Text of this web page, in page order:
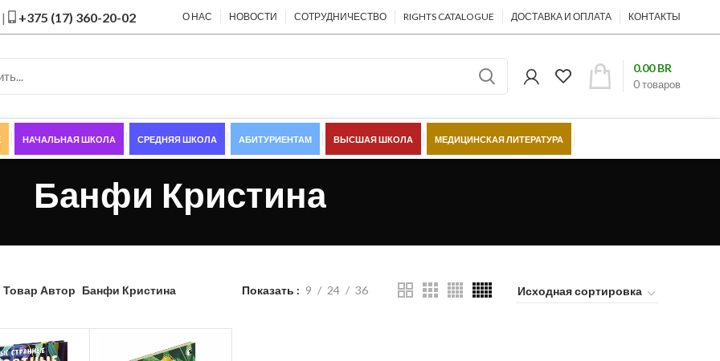
| +375 (17) 360-20-02 О НАС НОВОСТИ СОТРУДНИЧЕСТВО RIGHTS CATALOGUE ДОСТАВКА И ОПЛАТА КОНТАКТЫ
0товаров
0.00BR
НАЧАЛЬНАЯ ШКОЛА СРЕДНЯЯ ШКОЛА АБИТУРИЕНТАМ ВЫСШАЯ ШКОЛА МЕДИЦИНСКАЯ ЛИТЕРАТУРА
Банфи Кристина
Товар Автор Банфи Кристина Показать 9 24 36